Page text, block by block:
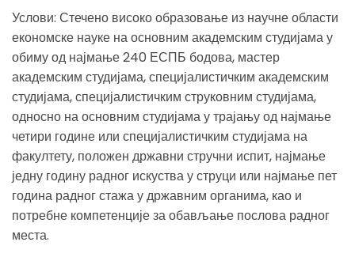
Услови: Стечено високо образовање из научне области
економске науке на основним академским студијама у
обиму од најмање 240 ЕСПБ бодова, мастер
академским студијама, специјалистичким академским
студијама, специјалистичким струковним студијама,
односно на основним студијама у трајању од најмање
четири године или специјалистичким студијама на
факултету, положен државни стручни испит, најмање
једну годину радног искуства у струци или најмање пет
година радног стажа у државним органима, као и
потребне компетенције за обављање послова радног
места.